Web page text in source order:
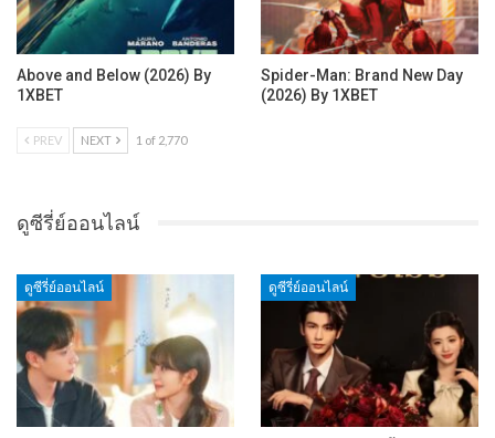
Above and Below (2026) By
1XBET
Spider-Man: Brand New Day
(2026) By 1XBET
PREV NEXT 1 of 2,770
ดูซีรี่ย์ออนไลน์
ดูซีรี่ย์ออนไลน์ ดูซีรี่ย์ออนไลน์